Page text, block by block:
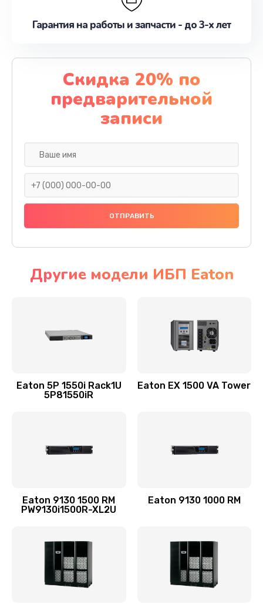
Гарантия на работы и запчасти - до 3-х лет
Скидка 20% по
предварительной
записи
Другие модели ИБП Eaton
Eaton 5P 1550i Rack1U
5P81550iR
Eaton EX 1500 VA Tower
Eaton 9130 1500 RM
PW9130i1500R-XL2U
Eaton 9130 1000 RM